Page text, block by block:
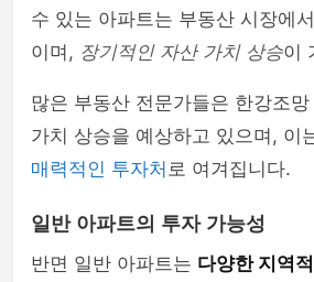
수 있는 아파트는 부동산 시장에
이며, 장기적인 자산 가치 상승이
많은 부동산 전문가들은 한강조
가치 상승을 예상하고 있으며, 이
매력적인 투자처 로 여겨집니다.
일반 아파트의 투자 가능성
반면 일반 아파트는 다양한 지역